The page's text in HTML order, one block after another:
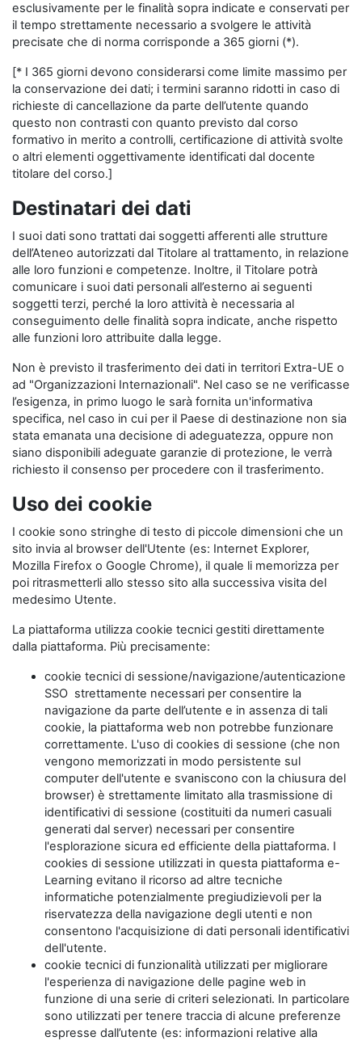
esclusivamente per le finalità sopra indicate e conservati per
il tempo strettamente necessario a svolgere le attività
precisate che di norma corrisponde a 365 giorni (*).
[* I 365 giorni devono considerarsi come limite massimo per
la conservazione dei dati; i termini saranno ridotti in caso di
richieste di cancellazione da parte dell’utente quando
questo non contrasti con quanto previsto dal corso
formativo in merito a controlli, certificazione di attività svolte
o altri elementi oggettivamente identificati dal docente
titolare del corso.]
Destinatari dei dati
I suoi dati sono trattati dai soggetti afferenti alle strutture
dell’Ateneo autorizzati dal Titolare al trattamento, in relazione
alle loro funzioni e competenze. Inoltre, il Titolare potrà
comunicare i suoi dati personali all’esterno ai seguenti
soggetti terzi, perché la loro attività è necessaria al
conseguimento delle finalità sopra indicate, anche rispetto
alle funzioni loro attribuite dalla legge.
Non è previsto il trasferimento dei dati in territori Extra-UE o
ad "Organizzazioni Internazionali". Nel caso se ne verificasse
l’esigenza, in primo luogo le sarà fornita un'informativa
specifica, nel caso in cui per il Paese di destinazione non sia
stata emanata una decisione di adeguatezza, oppure non
siano disponibili adeguate garanzie di protezione, le verrà
richiesto il consenso per procedere con il trasferimento.
Uso dei cookie
I cookie sono stringhe di testo di piccole dimensioni che un
sito invia al browser dell'Utente (es: Internet Explorer,
Mozilla Firefox o Google Chrome), il quale li memorizza per
poi ritrasmetterli allo stesso sito alla successiva visita del
medesimo Utente.
La piattaforma utilizza cookie tecnici gestiti direttamente
dalla piattaforma. Più precisamente:
cookie tecnici di sessione/navigazione/autenticazione
SSO strettamente necessari per consentire la
navigazione da parte dell’utente e in assenza di tali
cookie, la piattaforma web non potrebbe funzionare
correttamente. L'uso di cookies di sessione (che non
vengono memorizzati in modo persistente sul
computer dell'utente e svaniscono con la chiusura del
browser) è strettamente limitato alla trasmissione di
identificativi di sessione (costituiti da numeri casuali
generati dal server) necessari per consentire
l'esplorazione sicura ed efficiente della piattaforma. I
cookies di sessione utilizzati in questa piattaforma e-
Learning evitano il ricorso ad altre tecniche
informatiche potenzialmente pregiudizievoli per la
riservatezza della navigazione degli utenti e non
consentono l'acquisizione di dati personali identificativi
dell'utente.
cookie tecnici di funzionalità utilizzati per migliorare
l'esperienza di navigazione delle pagine web in
funzione di una serie di criteri selezionati. In particolare
sono utilizzati per tenere traccia di alcune preferenze
espresse dall’utente (es: informazioni relative alla